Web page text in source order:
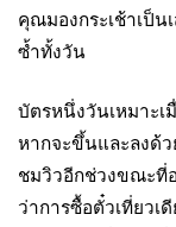
คุณมองกระเช้าเป็น
ซ้ำทั้งวัน
บัตรหนึ่งวันเหมาะเ
หากจะขึ้นและลงด้ว
ชมวิวอีกช่วงขณะที่
ว่าการซื้อตั๋วเที่ยวเ